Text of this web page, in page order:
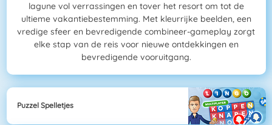
lagune vol verrassingen en tover het resort om tot de
ultieme vakantiebestemming. Met kleurrijke beelden, een
vredige sfeer en bevredigende combineer-gameplay zorgt
elke stap van de reis voor nieuwe ontdekkingen en
bevredigende vooruitgang.
Puzzel Spelletjes